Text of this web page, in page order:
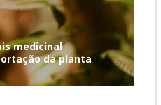
medicinal
da planta